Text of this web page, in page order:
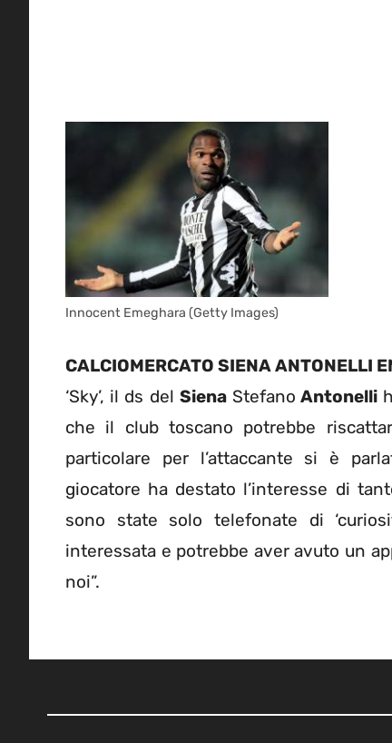
Innocent Emeghara (Getty Images)
CALCIOMERCATO SIENA ANTONELLI
‘Sky’, il ds del SienaStefano Antonelli
che il club toscano potrebbe
particolare per l’attaccante si è
giocatore ha destato l’interesse di
sono state solo telefonate di
interessata e potrebbe aver avuto un
noi”.